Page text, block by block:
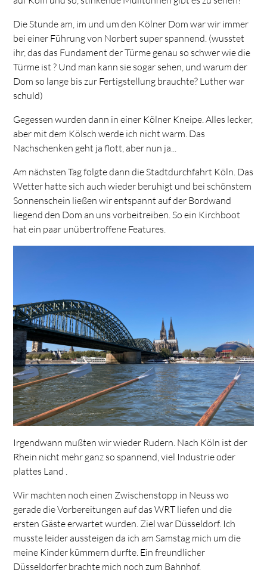
Die Stunde am, im und um den Kölner Dom war wir immer
bei einer Führung von Norbert super spannend. (wusstet
ihr, das das Fundament der Türme genau so schwer wie die
Türme ist ? Und man kann sie sogar sehen, und warum der
Dom so lange bis zur Fertigstellung brauchte? Luther war
schuld)
Gegessen wurden dann in einer Kölner Kneipe. Alles lecker,
aber mit dem Kölsch werde ich nicht warm. Das
Nachschenken geht ja flott, aber nun ja...
Am nächsten Tag folgte dann die Stadtdurchfahrt Köln. Das
Wetter hatte sich auch wieder beruhigt und bei schönstem
Sonnenschein ließen wir entspannt auf der Bordwand
liegend den Dom an uns vorbeitreiben. So ein Kirchboot
hat ein paar unübertroffene Features.
Irgendwann mußten wir wieder Rudern. Nach Köln ist der
Rhein nicht mehr ganz so spannend, viel Industrie oder
plattes Land .
Wir machten noch einen Zwischenstopp in Neuss wo
gerade die Vorbereitungen auf das WRT liefen und die
ersten Gäste erwartet wurden. Ziel war Düsseldorf. Ich
musste leider aussteigen da ich am Samstag mich um die
meine Kinder kümmern durfte. Ein freundlicher
Düsseldorfer brachte mich noch zum Bahnhof.